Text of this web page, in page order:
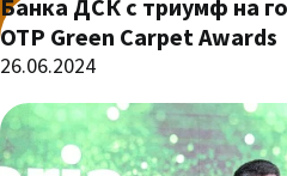
Банка ДСК с триумф на
OTP Green Carpet Awards
26.06.2024